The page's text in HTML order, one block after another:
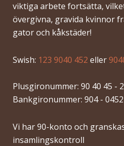
viktiga arbete fortsätta,
övergivna, gravida kvinnor
gator och kåkstäder!
Swish: 123 9040 452 eller
Plusgironummer: 90 40 45 - 2
Bankgironummer: 904 - 0452
Vi har 90-konto och
insamlingskontroll